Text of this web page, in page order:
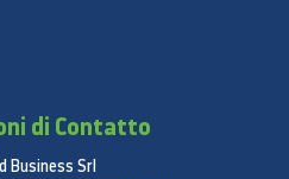
di Contatto
Business Srl